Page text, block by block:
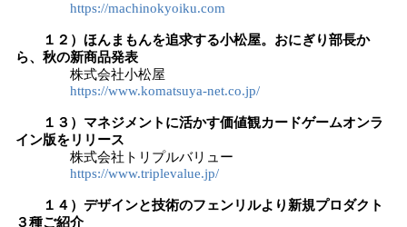
https://machinokyoiku.com
１２）ほんまもんを追求する小松屋。おにぎり部長か
ら、秋の新商品発表
株式会社小松屋
https://www.komatsuya-net.co.jp/
１３）マネジメントに活かす価値観カードゲームオンラ
イン版をリリース
株式会社トリプルバリュー
https://www.triplevalue.jp/
１４）デザインと技術のフェンリルより新規プロダクト
３種ご紹介